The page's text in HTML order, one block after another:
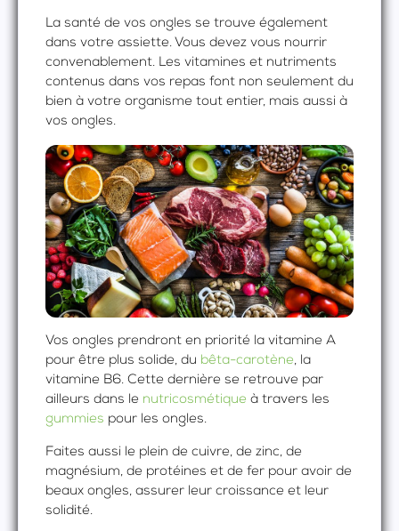
La santé de vos ongles se trouve également
dans votre assiette. Vous devez vous nourrir
convenablement. Les vitamines et nutriments
contenus dans vos repas font non seulement du
bien à votre organisme tout entier, mais aussi à
vos ongles.
Vos ongles prendront en priorité la vitamine A
pour être plus solide, du bêta-carotène, la
vitamine B6. Cette dernière se retrouve par
ailleurs dans le nutricosmétique à travers les
gummies pour les ongles.
Faites aussi le plein de cuivre, de zinc, de
magnésium, de protéines et de fer pour avoir de
beaux ongles, assurer leur croissance et leur
solidité.